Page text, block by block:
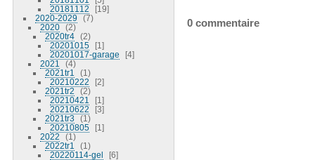
20181112
19
2020-2029
7
2020
2
2020tr4
2
20201015
1
20201017-garage
4
2021
4
2021tr1
1
20210222
2
2021tr2
2
20210421
1
20210622
3
2021tr3
1
20210805
1
2022
1
2022tr1
1
20220114-gel
6
0 commentaire